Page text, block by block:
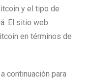
y el tipo de
El sitio web
en términos de
continuación para